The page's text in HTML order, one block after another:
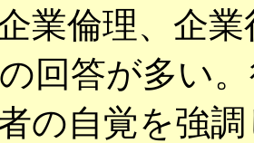
業倫理、企
回答が多い
の自覚を強